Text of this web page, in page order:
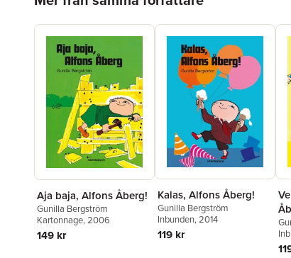
Aja baja, Alfons Åberg!
Gunilla Bergström
Kartonnage, 2006
149 kr
Kalas, Alfons Åberg!
Gunilla Bergström
Inbunden, 2014
119 kr